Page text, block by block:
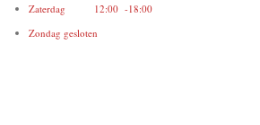
Zaterdag 12:00 -18:00
Zondag gesloten